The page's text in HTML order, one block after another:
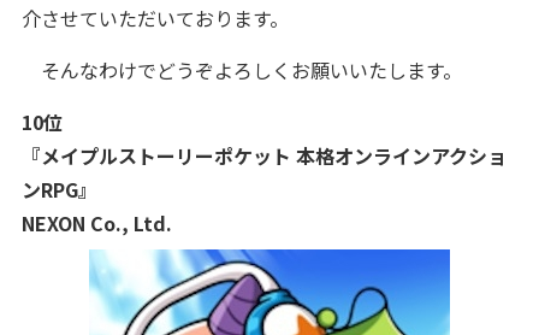
介させていただいております。
そんなわけでどうぞよろしくお願いいたします。
10位
『メイプルストーリーポケット 本格オンラインアクショ
ンRPG』
NEXON Co., Ltd.